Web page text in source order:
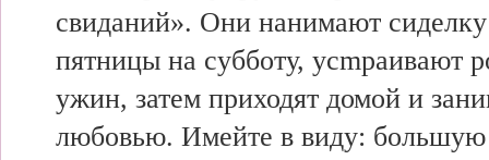
свиданий». Они нанимают
пятницы на субботу, ycmpaивают
ужин, затем приходят домой и
любовью. Имейте в виду: большую